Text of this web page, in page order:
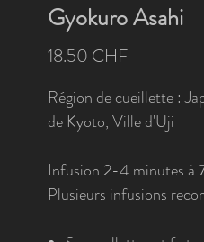
Gyokuro Asahi
18.50 CHFPrix
Région de cueillette :
de Kyoto, Ville d'Uji
Infusion 2-4 minutes à
Plusieurs infusions